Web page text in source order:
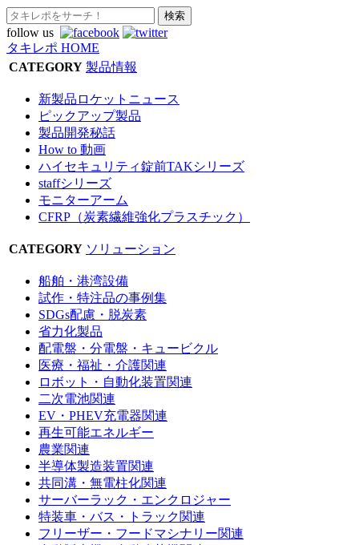
follow us
タキレポ HOME
CATEGORY 製品情報
新製品ロケットニュース
ピックアップ製品
製品開発秘話
How to 動画
ハイセキュリティ錠前TAKシリーズ
staffシリーズ
モニターアーム
CFRP（炭素繊維強化プラスチック）
CATEGORY ソリューション
船舶・港湾設備
試作・特注品の事例集
SDGs配慮・脱炭素
省力化製品
配電盤・分電盤・キュービクル
医療・福祉・介護関連
ロボット・自動化装置関連
二次電池関連
EV・PHEV充電器関連
再生可能エネルギー
農業関連
半導体製造装置関連
共同溝・無電柱化関連
サーバーラック・エンクロジャー
特装車・バス・トラック関連
フリーザー・フードマシナリー関連